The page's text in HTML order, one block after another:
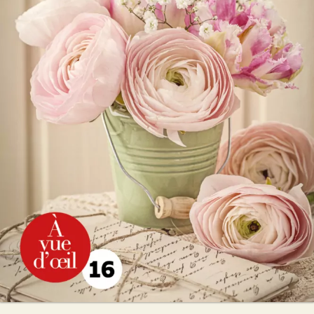
Amandine
Marie de Palet
27